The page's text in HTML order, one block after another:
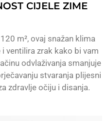
CIJELE ZIME
m², ovaj snažan klima
ventilira zrak kako bi vam
odvlaživanja smanjuje
stvaranja plijesni
zdravlje očiju i disanja.